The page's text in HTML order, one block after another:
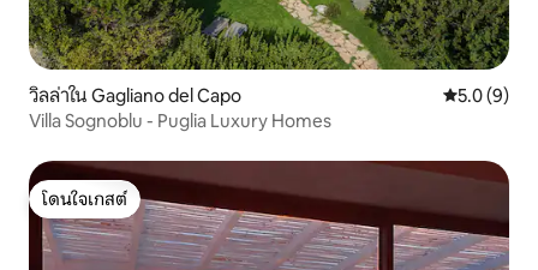
วิลล่าใน Gagliano del Capo คะแนนเฉลี่
5.0 (9)
Villa Sognoblu - Puglia Luxury Homes
โดนใจเกสต์
โดนใจเกสต์